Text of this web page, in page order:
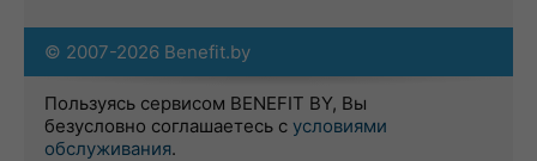
© 2007-2026 Benefit.by
Пользуясь сервисом BENEFIT BY, Вы
безусловно соглашаетесь с условиями
обслуживания.